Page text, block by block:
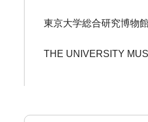
東京大学総合研究博物
THE UNIVERSITY